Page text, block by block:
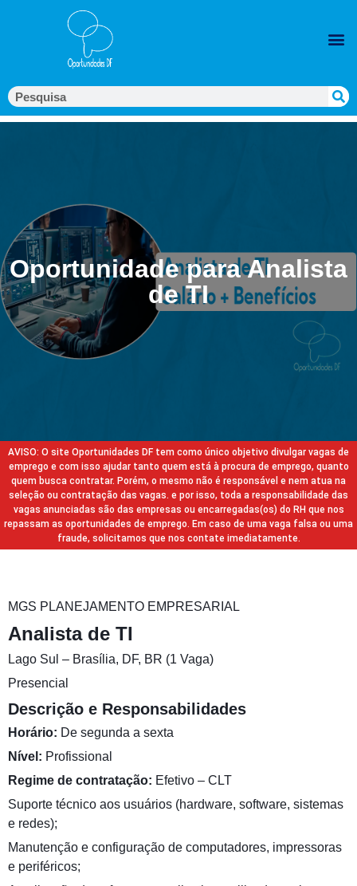
Oportunidade para Analista
de TI
AVISO: O site Oportunidades DF tem como único objetivo divulgar vagas de
emprego e com isso ajudar tanto quem está à procura de emprego, quanto
quem busca contratar. Porém, o mesmo não é responsável e nem atua na
seleção ou contratação das vagas. e por isso, toda a responsabilidade das
vagas anunciadas são das empresas ou encarregadas(os) do RH que nos
repassam as oportunidades de emprego. Em caso de uma vaga falsa ou uma
fraude, solicitamos que nos contate imediatamente.
MGS PLANEJAMENTO EMPRESARIAL
Analista de TI
Lago Sul – Brasília, DF, BR (1 Vaga)
Presencial
Descrição e Responsabilidades
Horário: De segunda a sexta
Nível: Profissional
Regime de contratação: Efetivo – CLT
Suporte técnico aos usuários (hardware, software, sistemas
e redes);
Manutenção e configuração de computadores, impressoras
e periféricos;